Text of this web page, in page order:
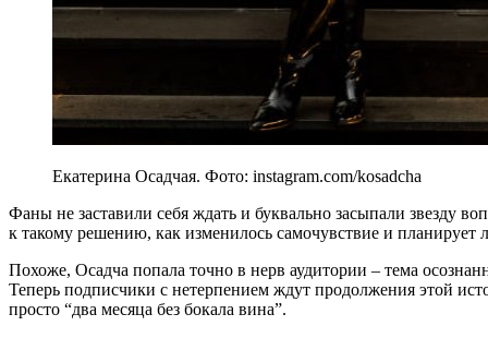
Екатерина Осадчая. Фото: instagram.com/kosadcha
Фаны не заставили себя ждать и буквально засыпали звезду
к такому решению, как изменилось самочувствие и планирует
Похоже, Осадча попала точно в нерв аудитории – тема
Теперь подписчики с нетерпением ждут продолжения этой
просто “два месяца без бокала вина”.